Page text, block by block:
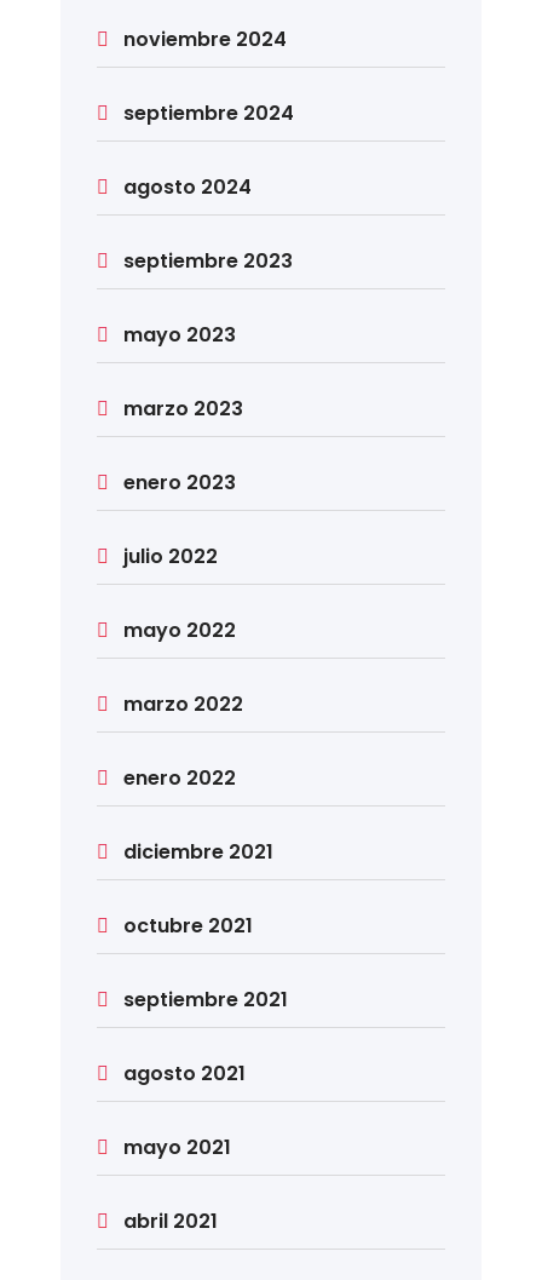
noviembre 2024
septiembre 2024
agosto 2024
septiembre 2023
mayo 2023
marzo 2023
enero 2023
julio 2022
mayo 2022
marzo 2022
enero 2022
diciembre 2021
octubre 2021
septiembre 2021
agosto 2021
mayo 2021
abril 2021